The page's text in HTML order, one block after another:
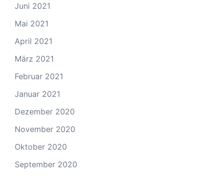
Juni 2021
Mai 2021
April 2021
März 2021
Februar 2021
Januar 2021
Dezember 2020
November 2020
Oktober 2020
September 2020